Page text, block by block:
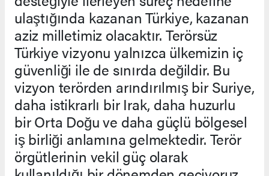
ulaştığında kazanan Türkiye, kazanan
aziz milletimiz olacaktır. Terörsüz
Türkiye vizyonu yalnızca ülkemizin iç
güvenliği ile de sınırda değildir. Bu
vizyon terörden arındırılmış bir Suriye,
daha istikrarlı bir Irak, daha huzurlu
bir Orta Doğu ve daha güçlü bölgesel
iş birliği anlamına gelmektedir. Terör
örgütlerinin vekil güç olarak